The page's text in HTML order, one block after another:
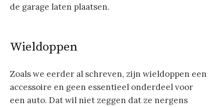
de garage laten plaatsen.
Wieldoppen
Zoals we eerder al schreven, zijn wieldoppen een
accessoire en geen essentieel onderdeel voor
een auto. Dat wil niet zeggen dat ze nergens